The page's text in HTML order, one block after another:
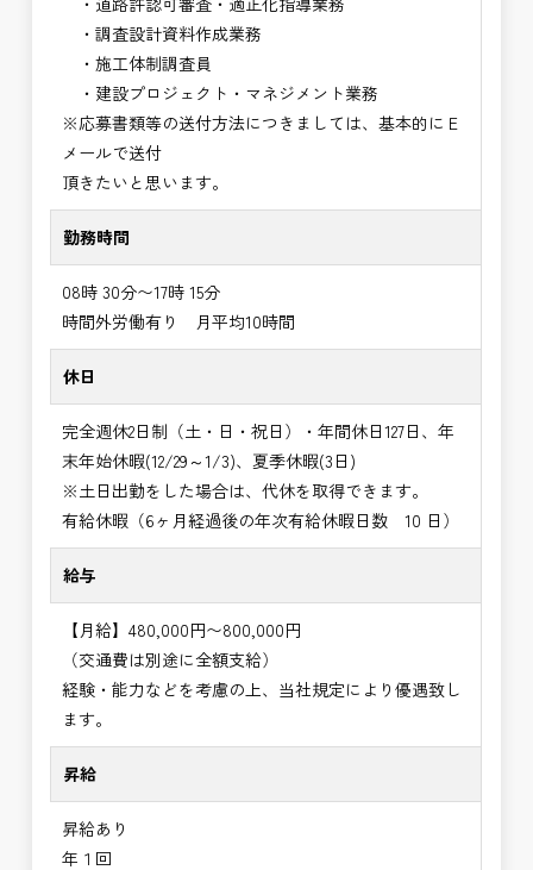
・調査設計資料作成業務
・施工体制調査員
・建設プロジェクト・マネジメント業務
※応募書類等の送付方法につきましては、基本的にＥ
メールで送付
頂きたいと思います。
勤務時間
08時 30分〜17時 15分
時間外労働有り 月平均10時間
休日
完全週休2日制（土・日・祝日）・年間休日127日、年
末年始休暇(12/29～1/3)、夏季休暇(3日)
※土日出勤をした場合は、代休を取得できます。
有給休暇（6ヶ月経過後の年次有給休暇日数 10 日）
給与
【月給】480,000円〜800,000円
（交通費は別途に全額支給）
経験・能力などを考慮の上、当社規定により優遇致し
ます。
昇給
昇給あり
年１回